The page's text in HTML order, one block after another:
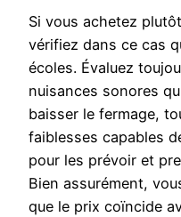
Si vous achetez
vérifiez dans ce cas
écoles. Évaluez
nuisances sonores
baisser le fermage,
faiblesses capables
pour les prévoir et
Bien assurément,
que le prix coïncide